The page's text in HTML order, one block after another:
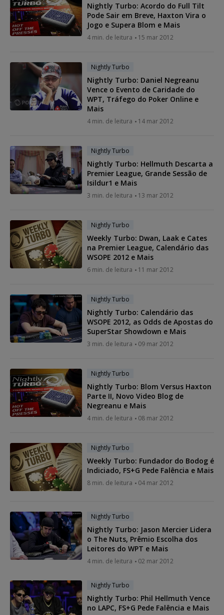
Nightly Turbo: Acordo do Full Tilt
Pode Sair em Breve, Haxton Vira o
Jogo e Supera Blom e Mais
4 min. de leitura 15 mar 2012
Nightly Turbo
Nightly Turbo: Daniel Negreanu
Vence o Evento de Caridade do
WPT, Tráfego do Poker Online e
Mais
4 min. de leitura 14 mar 2012
Nightly Turbo
Nightly Turbo: Hellmuth Descarta a
Premier League, Grande Sessão de
Isildur1 e Mais
3 min. de leitura 13 mar 2012
Nightly Turbo
Weekly Turbo: Dwan, Laak e Cates
na Premier League, Calendário das
WSOPE 2012 e Mais
6 min. de leitura 11 mar 2012
Nightly Turbo
Nightly Turbo: Calendário das
WSOPE 2012, as Odds de Apostas do
SuperStar Showdown e Mais
3 min. de leitura 09 mar 2012
Nightly Turbo
Nightly Turbo: Blom Versus Haxton
Parte II, Novo Video Blog de
Negreanu e Mais
4 min. de leitura 08 mar 2012
Nightly Turbo
Weekly Turbo: Fundador do Bodog é
Indiciado, FS+G Pede Falência e Mais
8 min. de leitura 04 mar 2012
Nightly Turbo
Nightly Turbo: Jason Mercier Lidera
o The Nuts, Prêmio Escolha dos
Leitores do WPT e Mais
4 min. de leitura 02 mar 2012
Nightly Turbo
Nightly Turbo: Phil Hellmuth Vence
no LAPC, FS+G Pede Falência e Mais